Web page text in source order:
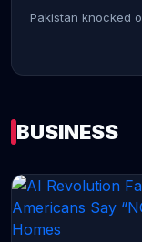
Pakistan knocked
CONTINUE
BUSINESS